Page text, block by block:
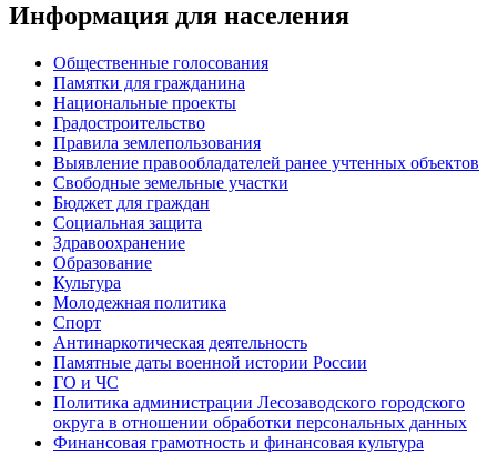
Информация для населения
Общественные голосования
Памятки для гражданина
Национальные проекты
Градостроительство
Правила землепользования
Выявление правообладателей ранее учтенных объектов
Свободные земельные участки
Бюджет для граждан
Социальная защита
Здравоохранение
Образование
Культура
Молодежная политика
Спорт
Антинаркотическая деятельность
Памятные даты военной истории России
ГО и ЧС
Политика администрации Лесозаводского городского
округа в отношении обработки персональных данных
Финансовая грамотность и финансовая культура